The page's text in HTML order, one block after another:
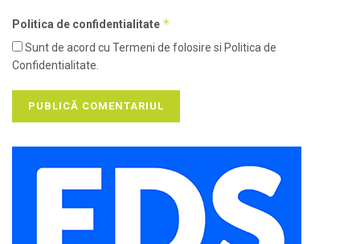
Politica de confidentialitate *
Sunt de acord cu Termeni de folosire si Politica de
Confidentialitate.